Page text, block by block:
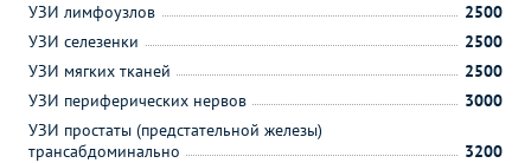
УЗИ лимфоузлов
2500
УЗИ селезенки
2500
УЗИ мягких тканей
2500
УЗИ периферических нервов
3000
УЗИ простаты (предстательной железы)
трансабдоминально
3200